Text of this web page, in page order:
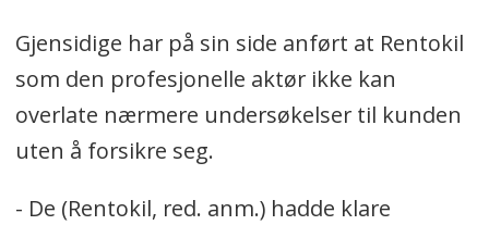
Gjensidige har på sin side anført at Rentokil
som den profesjonelle aktør ikke kan
overlate nærmere undersøkelser til kunden
uten å forsikre seg.
- De (Rentokil, red. anm.) hadde klare